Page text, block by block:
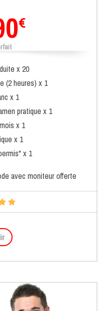
€
x 20
(2 heures) x 1
x 1
pratique x 1
x 1
x 1
x 1
avec moniteur offerte